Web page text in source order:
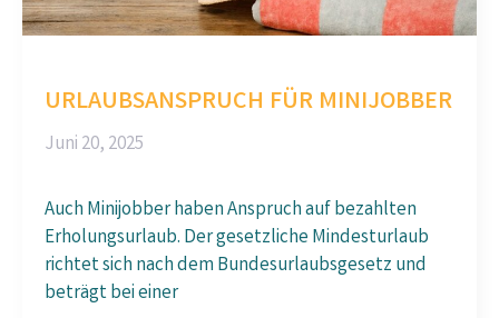
URLAUBSANSPRUCH FÜR MINIJOBBER
Juni 20, 2025
Auch Minijobber haben Anspruch auf bezahlten
Erholungsurlaub. Der gesetzliche Mindesturlaub
richtet sich nach dem Bundesurlaubsgesetz und
beträgt bei einer